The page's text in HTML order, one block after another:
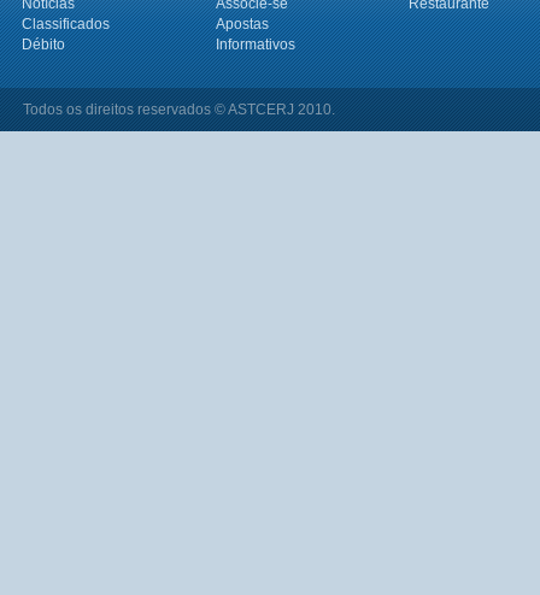
Notícias Associe-se
Restaurante
Classificados
Apostas
Débito
Informativos
Todos os direitos reservados © ASTCERJ 2010.